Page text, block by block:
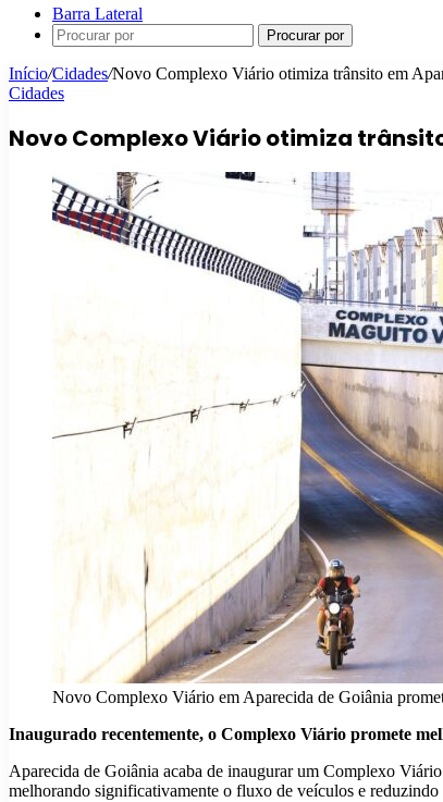
Barra Lateral
Procurar por
Início/Cidades/Novo Complexo Viário otimiza trânsito em
Cidades
Novo Complexo Viário otimiza
Novo Complexo Viário em Aparecida de Goiânia
Inaugurado recentemente, o Complexo Viário promete
Aparecida de Goiânia acaba de inaugurar um Complexo
melhorando significativamente o fluxo de veículos e reduzindo